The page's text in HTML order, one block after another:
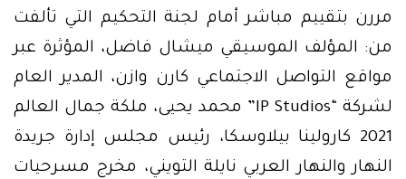
مررن بتقييم مباشر أمام لجنة التحكيم التي تألفت
من: المؤلف الموسيقي ميشال فاضل، المؤثرة عبر
مواقع التواصل الاجتماعي كارن وازن، المدير العام
لشركة “IP Studios” محمد يحيى، ملكة جمال العالم
2021 كارولينا بيلاوسكا، رئيس مجلس إدارة جريدة
النهار والنهار العربي نايلة التويني، مخرج مسرحيات